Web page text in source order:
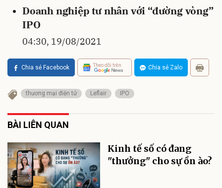
Doanh nghiệp tư nhân với “đường vòng”
IPO
04:30, 19/08/2021
Chia sẻ Facebook Theo dõi trên Chia sẻ Zalo
thương mại điện tử Leflair IPO
BÀI LIÊN QUAN
Kinh tế số có đang
"thưởng" cho sự ồn ào?